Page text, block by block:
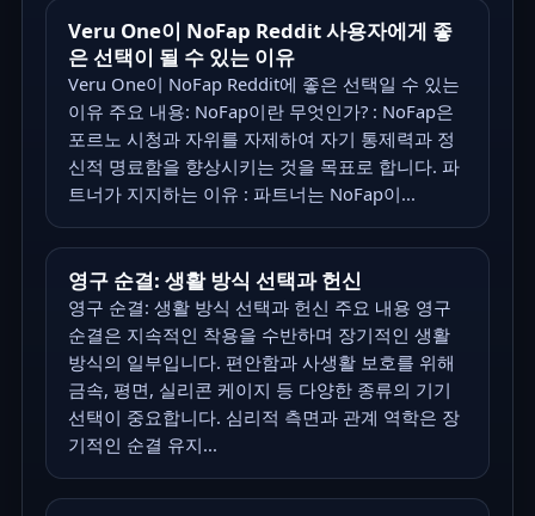
Veru One이 NoFap Reddit 사용자에게 좋
은 선택이 될 수 있는 이유
Veru One이 NoFap Reddit에 좋은 선택일 수 있는
이유 주요 내용: NoFap이란 무엇인가? : NoFap은
포르노 시청과 자위를 자제하여 자기 통제력과 정
신적 명료함을 향상시키는 것을 목표로 합니다. 파
트너가 지지하는 이유 : 파트너는 NoFap이...
영구 순결: 생활 방식 선택과 헌신
영구 순결: 생활 방식 선택과 헌신 주요 내용 영구
순결은 지속적인 착용을 수반하며 장기적인 생활
방식의 일부입니다. 편안함과 사생활 보호를 위해
금속, 평면, 실리콘 케이지 등 다양한 종류의 기기
선택이 중요합니다. 심리적 측면과 관계 역학은 장
기적인 순결 유지...